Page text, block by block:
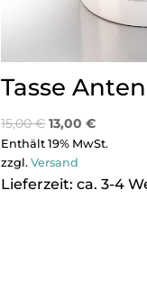
Tasse
15,00€ 13,00€
Enthält 19% MwSt.
zzgl.Versand
Lieferzeit: ca. 3-4